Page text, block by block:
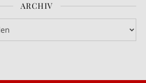
ARCHIV